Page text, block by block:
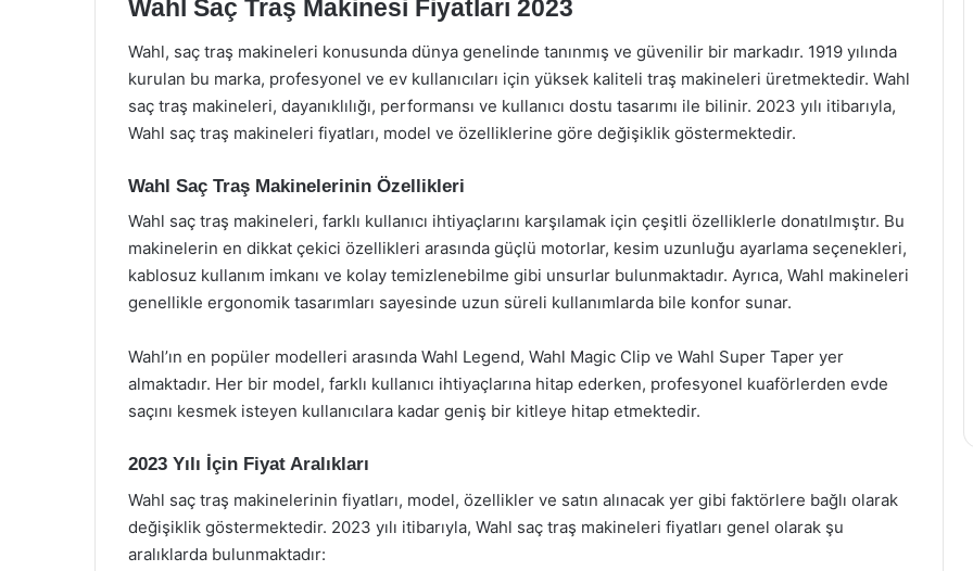
Wahl Saç Traş Makinesi Fiyatları 2023
Wahl, saç traş makineleri konusunda dünya genelinde tanınmış ve güvenilir bir markadır. 1919 yılında
kurulan bu marka, profesyonel ve ev kullanıcıları için yüksek kaliteli traş makineleri üretmektedir. Wahl
saç traş makineleri, dayanıklılığı, performansı ve kullanıcı dostu tasarımı ile bilinir. 2023 yılı itibarıyla,
Wahl saç traş makineleri fiyatları, model ve özelliklerine göre değişiklik göstermektedir.
Wahl Saç Traş Makinelerinin Özellikleri
Wahl saç traş makineleri, farklı kullanıcı ihtiyaçlarını karşılamak için çeşitli özelliklerle donatılmıştır. Bu
makinelerin en dikkat çekici özellikleri arasında güçlü motorlar, kesim uzunluğu ayarlama seçenekleri,
kablosuz kullanım imkanı ve kolay temizlenebilme gibi unsurlar bulunmaktadır. Ayrıca, Wahl makineleri
genellikle ergonomik tasarımları sayesinde uzun süreli kullanımlarda bile konfor sunar.
Wahl’ın en popüler modelleri arasında Wahl Legend, Wahl Magic Clip ve Wahl Super Taper yer
almaktadır. Her bir model, farklı kullanıcı ihtiyaçlarına hitap ederken, profesyonel kuaförlerden evde
saçını kesmek isteyen kullanıcılara kadar geniş bir kitleye hitap etmektedir.
2023 Yılı İçin Fiyat Aralıkları
Wahl saç traş makinelerinin fiyatları, model, özellikler ve satın alınacak yer gibi faktörlere bağlı olarak
değişiklik göstermektedir. 2023 yılı itibarıyla, Wahl saç traş makineleri fiyatları genel olarak şu
aralıklarda bulunmaktadır: